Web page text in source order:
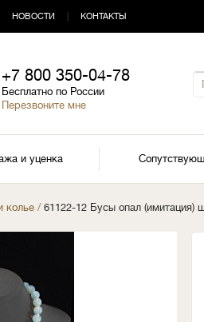
НОВОСТИ КОНТАКТЫ
+7 800 350-04-78
Бесплатно по России
Перезвоните мне
и уценка
колье / 61122-12 Бусы опал (имитация)